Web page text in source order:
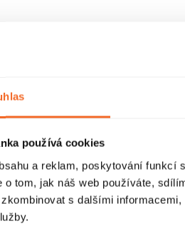
používá cookies
a reklam, poskytování
o tom, jak náš web používáte,
s dalšími
KE STAŽENÍ